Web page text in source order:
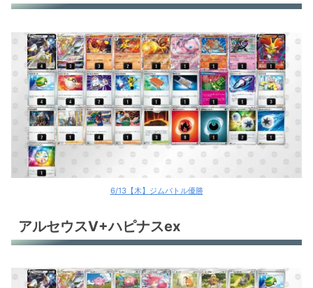
サーナイトex
ドラパルトex
タケルライコex
ルギアV
古代バレット
古代バレット
トドロクツキex
環境デッキレシピまとめ
6/13【木】ジムバトル優勝
アルセウスV+ハピナスex